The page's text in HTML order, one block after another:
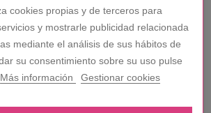
boletín de noticias
en cualquier momento. Para ello,
de contacto en el aviso legal.
generales y la política de
cookies propias y de terceros para
y mostrarle publicidad relacionada
mediante el análisis de sus hábitos de
su consentimiento sobre su uso pulse
Más información Gestionar cookies